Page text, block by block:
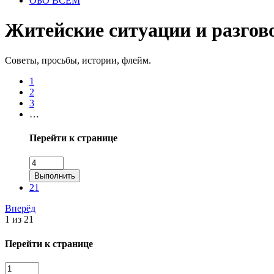
Житейские ситуации и
Советы, просьбы, истории, флейм.
1
2
3
…
Перейти к странице
Выполнить
21
Вперёд
1 из 21
Перейти к странице